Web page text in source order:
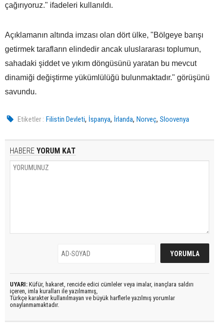
çağırıyoruz." ifadeleri kullanıldı.
Açıklamanın altında imzası olan dört ülke, "Bölgeye barışı
getirmek tarafların elindedir ancak uluslararası toplumun,
sahadaki şiddet ve yıkım döngüsünü yaratan bu mevcut
dinamiği değiştirme yükümlülüğü bulunmaktadır." görüşünü
savundu.
Etiketler : Filistin Devleti, İspanya, İrlanda,Norveç,Sloovenya
HABERE YORUM KAT
UYARI: Küfür, hakaret, rencide edici cümleler veya imalar, inançlara saldırı
içeren, imla kuralları ile yazılmamış,
Türkçe karakter kullanılmayan ve büyük harflerle yazılmış yorumlar
onaylanmamaktadır.